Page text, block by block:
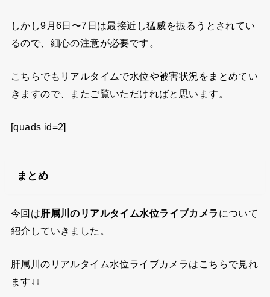
しかし9月6日〜7日は最接近し猛威を振るうとされてい
るので、細心の注意が必要です。
こちらでもリアルタイムで水位や被害状況をまとめてい
きますので、またご覧いただければと思います。
[quads id=2]
まとめ
今回は 肝属川のリアルタイム水位ライブカメラ について
紹介していきました。
肝属川のリアルタイム水位ライブカメラはこちらで見れ
ます↓↓